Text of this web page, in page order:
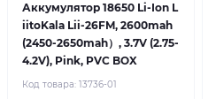
Аккумулятор 18650 Li-Ion L
iitoKala Lii-26FM, 2600mah
(2450-2650mah）, 3.7V (2.75-
4.2V), Pink, PVC BOX
Код товара: 13736-01